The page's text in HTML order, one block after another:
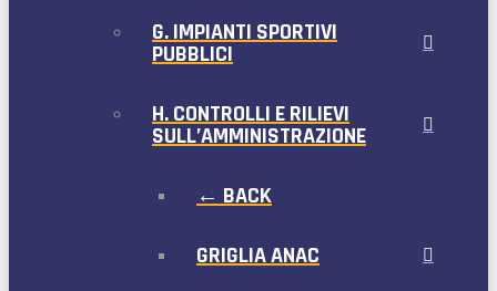
G. IMPIANTI SPORTIVI
PUBBLICI
H. CONTROLLI E RILIEVI
SULL’AMMINISTRAZIONE
← BACK
GRIGLIA ANAC